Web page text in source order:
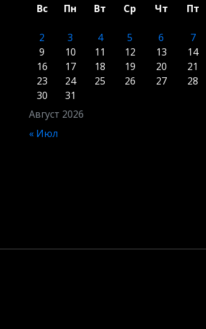
Август 2026
Вс Пн Вт Ср Чт Пт
2
3 4 5 6 7
9
10 11 12 13 14
16
17 18 19 20 21
23
24 25 26 27 28
30
31
« Июл